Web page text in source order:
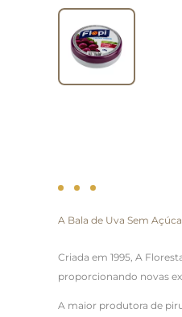
A Bala de Uva Sem
Criada em 1995, A
proporcionando novas
A maior produtora de